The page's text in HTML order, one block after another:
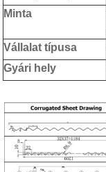
Minta
Vállalat típusa
Gyári hely